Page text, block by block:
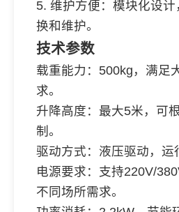
5. 维护方便：模块化设
换和维护。
技术参数
载重能力：500kg，满足
求。
升降高度：最大5米，可
制。
驱动方式：液压驱动，运
电源要求：支持220V/
不同场所需求。